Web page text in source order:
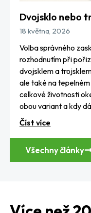
Dvojsklo nebo
18 května, 2026
Volba správného
rozhodnutím při
dvojsklem a
ale také na
celkové životnosti
obou variant a kdy
Číst více
Všechny články